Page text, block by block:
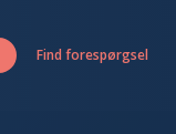
Find forespørgsel